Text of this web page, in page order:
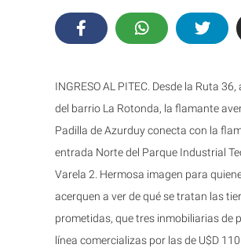
INGRESO AL PITEC. Desde la Ruta
del barrio La Rotonda, la flamante
Padilla de Azurduy conecta con la
entrada Norte del Parque Industrial
Varela 2. Hermosa imagen para
acerquen a ver de qué se tratan las
prometidas, que tres inmobiliarias de
línea comercializas por las de U$D